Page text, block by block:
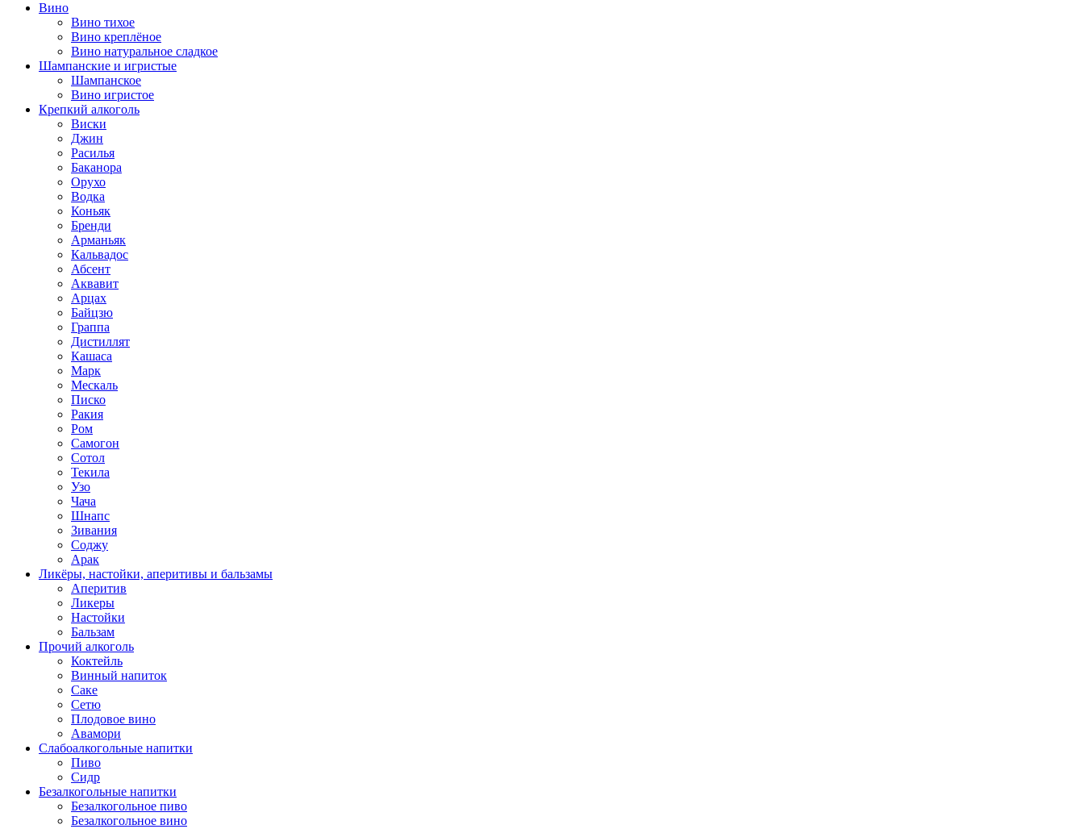
Вино
Вино тихое
Вино креплёное
Вино натуральное сладкое
Шампанские и игристые
Шампанское
Вино игристое
Крепкий алкоголь
Виски
Джин
Расилья
Баканора
Орухо
Водка
Коньяк
Бренди
Арманьяк
Кальвадос
Абсент
Аквавит
Арцах
Байцзю
Граппа
Дистиллят
Кашаса
Марк
Мескаль
Писко
Ракия
Ром
Самогон
Сотол
Текила
Узо
Чача
Шнапс
Зивания
Соджу
Арак
Ликёры, настойки, аперитивы и бальзамы
Аперитив
Ликеры
Настойки
Бальзам
Прочий алкоголь
Коктейль
Винный напиток
Саке
Сетю
Плодовое вино
Авамори
Слабоалкогольные напитки
Пиво
Сидр
Безалкогольные напитки
Безалкогольное пиво
Безалкогольное вино